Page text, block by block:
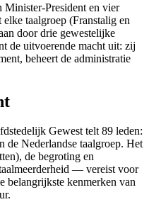
Minister-President en vier
taalgroep (Franstalig en
door drie gewestelijke
de uitvoerende macht uit: zij
beheert de administratie
Gewest telt 89 leden:
de Nederlandse taalgroep. Het
de begroting en
— vereist voor
belangrijkste kenmerken van